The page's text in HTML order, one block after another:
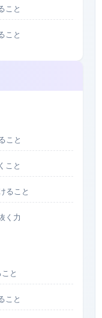
こと
こと
こと
こと
ること
く力
と
こと